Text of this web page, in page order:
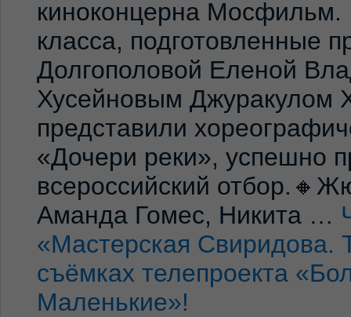
киноконцерна Мосфильм.
класса, подготовленные
Долгополовой Еленой
Хусейновым Джуракулом
представили
«Дочери реки», успешно
всероссийский
Аманда Гомес, Никита …
«Мастерская Свиридова.
съёмках телепроекта
Маленькие»!